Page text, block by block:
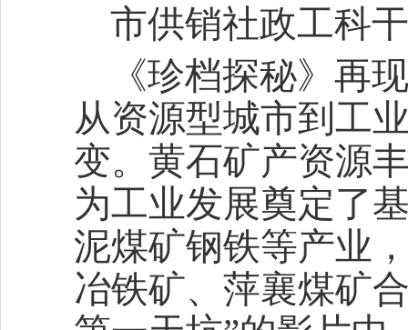
市供销社政工科
《珍档探秘》再
从资源型城市到工
变。黄石矿产资源
为工业发展奠定了
泥煤矿钢铁等产业
冶铁矿、萍襄煤矿